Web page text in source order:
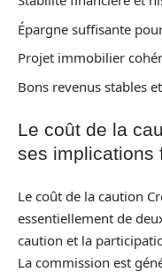
Épargne suffisante
Projet immobilier
Bons revenus stables
Le coût de la
ses implications
Le coût de la caution
essentiellement de
caution et la
La commission est